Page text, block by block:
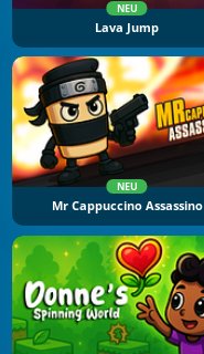
NEU
Lava Jump
NEU
Mr Cappuccino Assassino